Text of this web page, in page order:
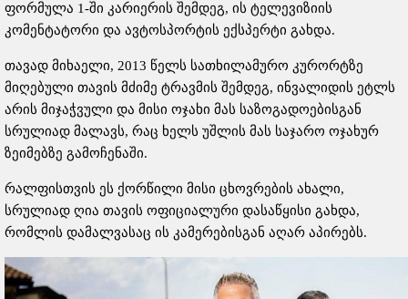
ფორმულა 1-ში კარიერის შემდეგ, ის ტელევიზიის
კომენტატორი და ავტოსპორტის ექსპერტი გახდა.
თავად მიხაელი, 2013 წელს სათხილამურო კურორტზე
მიღებული თავის მძიმე ტრავმის შემდეგ, ინვალიდის ეტლს
არის მიჯაჭვული და მისი ოჯახი მას საზოგადოებისგან
სრულიად მალავს, რაც ხელს უშლის მას საჯარო ოჯახურ
ზეიმებზე გამოჩენაში.
რალფისთვის ეს ქორწილი მისი ცხოვრების ახალი,
სრულიად ღია თავის ოფიციალური დასაწყისი გახდა,
რომლის დამალვასაც ის კამერებისგან აღარ აპირებს.